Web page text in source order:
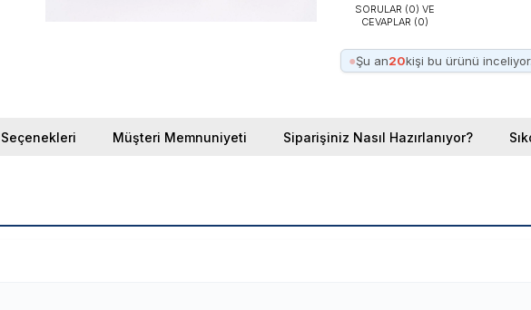
SORULAR (0) VE
CEVAPLAR (0)
●Şu an20kişi bu ürünü inceliyor.
Müşteri Memnuniyeti Siparişiniz Nasıl Hazırlanıyor?